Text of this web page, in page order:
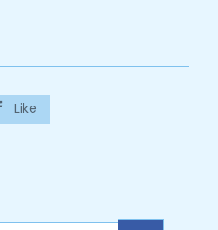
Like